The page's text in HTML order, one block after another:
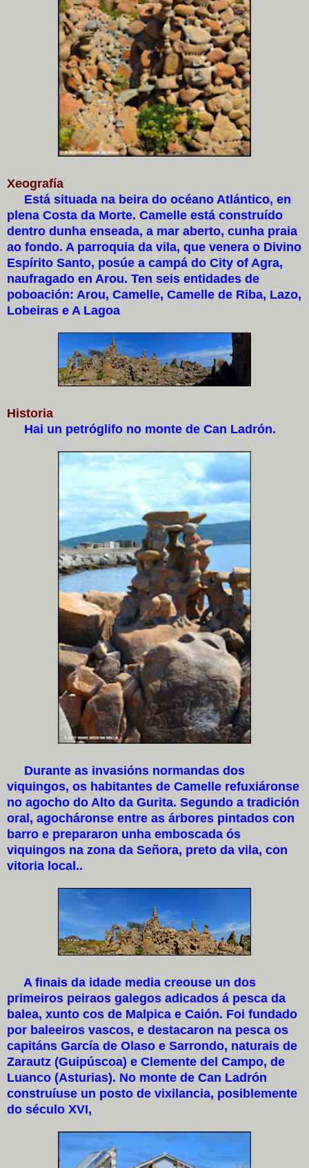
Xeografía
Está situada na beira do océano Atlántico, en
plena Costa da Morte. Camelle está construído
dentro dunha enseada, a mar aberto, cunha praia
ao fondo. A parroquia da vila, que venera o Divino
Espírito Santo, posúe a campá do City of Agra,
naufragado en Arou. Ten seis entidades de
poboación: Arou, Camelle, Camelle de Riba, Lazo,
Lobeiras e A Lagoa
Historia
Hai un petróglifo no monte de Can Ladrón.
Durante as invasións normandas dos
viquingos, os habitantes de Camelle refuxiáronse
no agocho do Alto da Gurita. Segundo a tradición
oral, agocháronse entre as árbores pintados con
barro e prepararon unha emboscada ós
viquingos na zona da Señora, preto da vila, con
vitoria local..
A finais da idade media creouse un dos
primeiros peiraos galegos adicados á pesca da
balea, xunto cos de Malpica e Caión. Foi fundado
por baleeiros vascos, e destacaron na pesca os
capitáns García de Olaso e Sarrondo, naturais de
Zarautz (Guipúscoa) e Clemente del Campo, de
Luanco (Asturias). No monte de Can Ladrón
construíuse un posto de vixilancia, posiblemente
do século XVI,